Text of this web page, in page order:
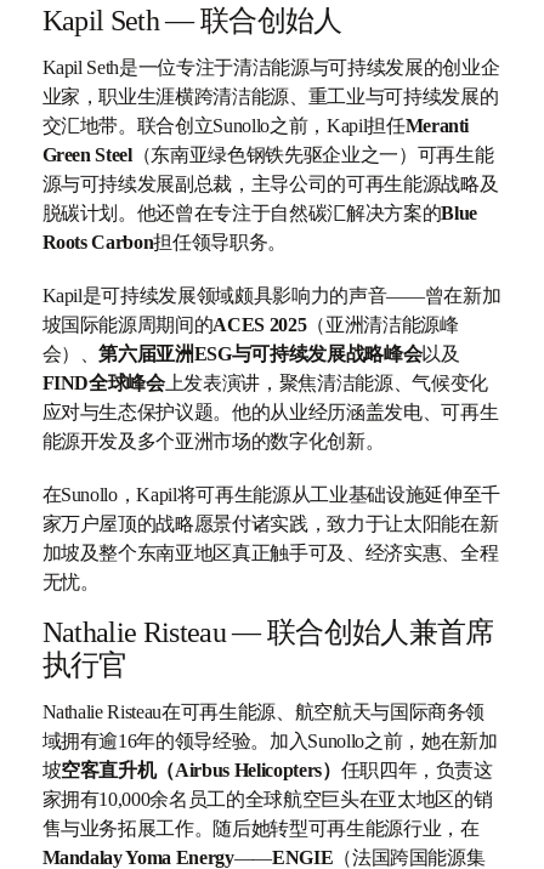
Kapil Seth — 联合创始人
Kapil Seth是一位专注于清洁能源与可持续发展的创业企
业家，职业生涯横跨清洁能源、重工业与可持续发展的
交汇地带。联合创立Sunollo之前，Kapil担任Meranti
Green Steel（东南亚绿色钢铁先驱企业之一）可再生能
源与可持续发展副总裁，主导公司的可再生能源战略及
脱碳计划。他还曾在专注于自然碳汇解决方案的Blue
Roots Carbon担任领导职务。
Kapil是可持续发展领域颇具影响力的声音——曾在新加
坡国际能源周期间的ACES 2025（亚洲清洁能源峰
会）、第六届亚洲ESG与可持续发展战略峰会以及
FIND全球峰会上发表演讲，聚焦清洁能源、气候变化
应对与生态保护议题。他的从业经历涵盖发电、可再生
能源开发及多个亚洲市场的数字化创新。
在Sunollo，Kapil将可再生能源从工业基础设施延伸至千
家万户屋顶的战略愿景付诸实践，致力于让太阳能在新
加坡及整个东南亚地区真正触手可及、经济实惠、全程
无忧。
Nathalie Risteau — 联合创始人兼首席
执行官
Nathalie Risteau在可再生能源、航空航天与国际商务领
域拥有逾16年的领导经验。加入Sunollo之前，她在新加
坡空客直升机（Airbus Helicopters） 任职四年，负责这
家拥有10,000余名员工的全球航空巨头在亚太地区的销
售与业务拓展工作。随后她转型可再生能源行业，在
Mandalay Yoma Energy——ENGIE （法国跨国能源集